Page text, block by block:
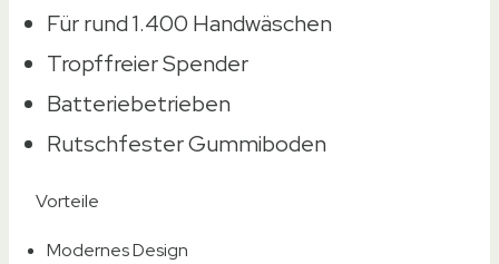
Für rund 1.400 Handwäschen
Tropffreier Spender
Batteriebetrieben
Rutschfester Gummiboden
Vorteile
Modernes Design